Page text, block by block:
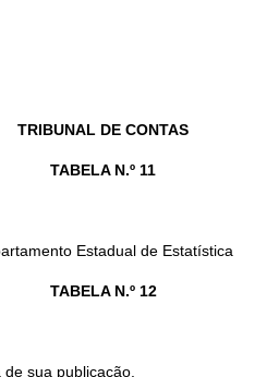
TRIBUNAL DE CONTAS
TABELA N.º 11
Estadual de Estatística
TABELA N.º 12
sua publicação.